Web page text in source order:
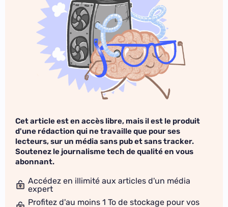
Cet article est en accès libre, mais il est le produit
d'une rédaction qui ne travaille que pour ses
lecteurs, sur un média sans pub et sans tracker.
Soutenez le journalisme tech de qualité en vous
abonnant.
Accédez en illimité aux articles d'un média
expert
Profitez d'au moins 1 To de stockage pour vos